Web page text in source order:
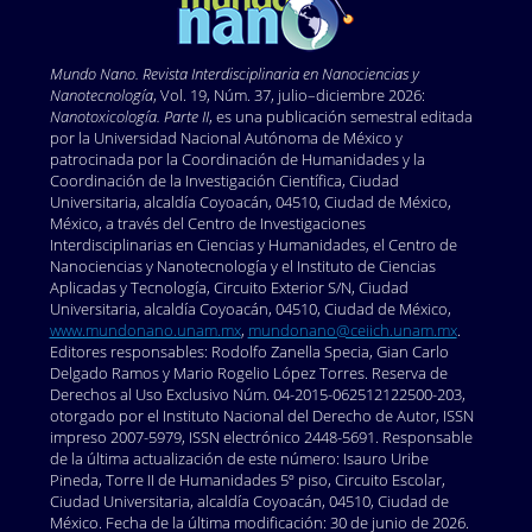
Boudou J-P, Tisler J, Reuter R, Thorel A, Curmi PA,
Jelezko F, Wrachtrup J. Fluorescent nanodiamonds
derived from HPHT with a size of less than 10nm.
Diamond and Related Materials. 2013;37:80-6. DOI:
https://doi.org/10.1016/j.diamond.2013.05.006
Boudou J-P, David M-O, Joshi V, Eidi H, Curmi PA.
Hyperbranched polyglycerol modified fluorescent
nanodiamond for biomedical research. Diamond and
Related Materials. 2013;38:131-8. DOI:
https://doi.org/10.1016/j.diamond.2013.06.019
Bradac C, Gaebel T, Naidoo N, Rabeau JR, Barnard AS.
Prediction and measurement of the size-dependent
stability of fluorescence in diamond over the entire
nanoscale. Nano Letters. 2009;9(10):3555-64. DOI:
https://doi.org/10.1021/nl9017379
Budama-Kilinc Y, Ozdemir B, Zorlu T, Gok B, Can Egil
A. Neural Regenerative Nanomedicine. Razavi M,
editor. Academic Press; 2020. DOI:
https://doi.org/10.1016/B978-0-12-820223-4.00002-4
Mundo Nano. Revista Interdisciplinaria en Nanociencias y
Nanotecnología, Vol. 19, Núm. 37, julio–diciembre 2026:
Nanotoxicología. Parte II, es una publicación semestral editada
por la Universidad Nacional Autónoma de México y
patrocinada por la Coordinación de Humanidades y la
Coordinación de la Investigación Científica, Ciudad
Universitaria, alcaldía Coyoacán, 04510, Ciudad de México,
México, a través del Centro de Investigaciones
Interdisciplinarias en Ciencias y Humanidades, el Centro de
Nanociencias y Nanotecnología y el Instituto de Ciencias
Aplicadas y Tecnología, Circuito Exterior S/N, Ciudad
Universitaria, alcaldía Coyoacán, 04510, Ciudad de México,
www.mundonano.unam.mx, mundonano@ceiich.unam.mx.
Editores responsables: Rodolfo Zanella Specia, Gian Carlo
Delgado Ramos y Mario Rogelio López Torres. Reserva de
Derechos al Uso Exclusivo Núm. 04-2015-062512122500-203,
otorgado por el Instituto Nacional del Derecho de Autor, ISSN
impreso 2007-5979, ISSN electrónico 2448-5691. Responsable
de la última actualización de este número: Isauro Uribe
Pineda, Torre II de Humanidades 5º piso, Circuito Escolar,
Ciudad Universitaria, alcaldía Coyoacán, 04510, Ciudad de
México. Fecha de la última modificación: 30 de junio de 2026.